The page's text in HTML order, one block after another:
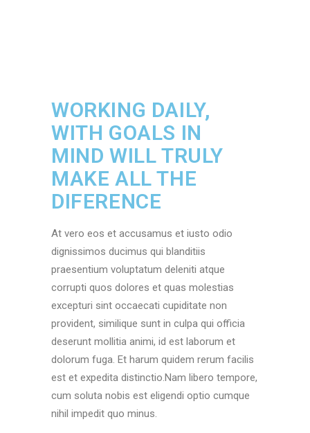
WORKING DAILY,
WITH GOALS IN
MIND WILL TRULY
MAKE ALL THE
DIFERENCE
At vero eos et accusamus et iusto odio
dignissimos ducimus qui blanditiis
praesentium voluptatum deleniti atque
corrupti quos dolores et quas molestias
excepturi sint occaecati cupiditate non
provident, similique sunt in culpa qui officia
deserunt mollitia animi, id est laborum et
dolorum fuga. Et harum quidem rerum facilis
est et expedita distinctio.Nam libero tempore,
cum soluta nobis est eligendi optio cumque
nihil impedit quo minus.